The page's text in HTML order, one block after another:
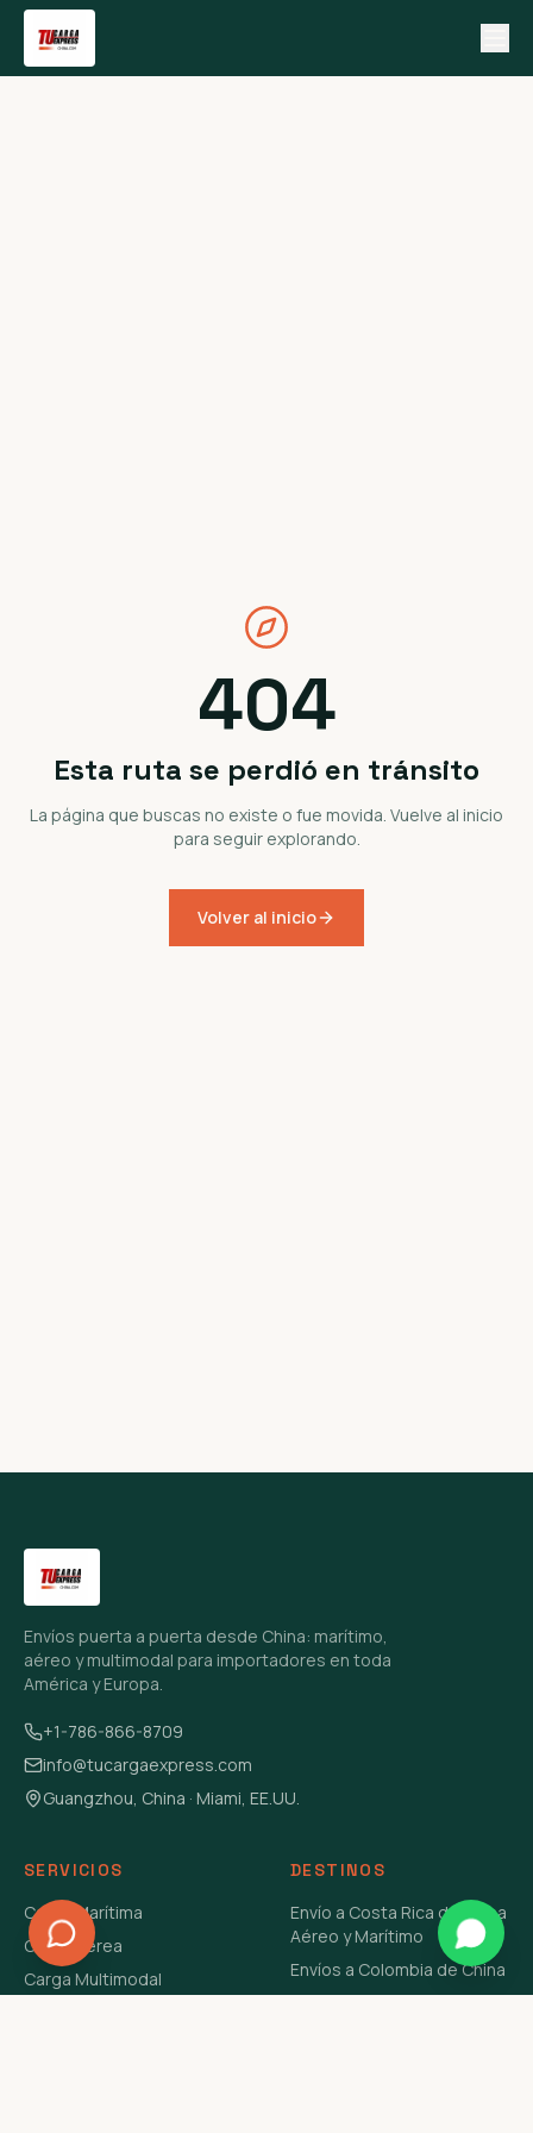
404
Esta ruta se perdió en tránsito
La página que buscas no existe o fue movida. Vuelve al inicio
para seguir explorando.
Volver al inicio
Envíos puerta a puerta desde China: marítimo,
aéreo y multimodal para importadores en toda
América y Europa.
+1-786-866-8709
info@tucargaexpress.com
Guangzhou, China · Miami, EE.UU.
SERVICIOS
Carga Marítima
Carga Aérea
Carga Multimodal
DESTINOS
Envío a Costa Rica de China
Aéreo y Marítimo
Envíos a Colombia de China